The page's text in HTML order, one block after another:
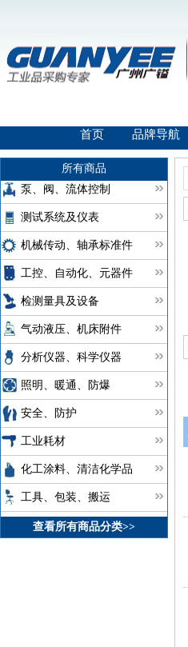
首页 品牌导航
所有商品
泵、阀、流体控制
测试系统及仪表
机械传动、轴承标准件
工控、自动化、元器件
检测量具及设备
气动液压、机床附件
分析仪器、科学仪器
照明、暖通、防爆
安全、防护
工业耗材
化工涂料、清洁化学品
工具、包装、搬运
查看所有商品分类>>